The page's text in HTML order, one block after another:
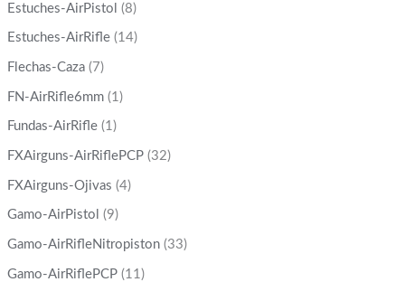
Estuches-AirPistol (8)
Estuches-AirRifle (14)
Flechas-Caza (7)
FN-AirRifle6mm (1)
Fundas-AirRifle (1)
FXAirguns-AirRiflePCP (32)
FXAirguns-Ojivas (4)
Gamo-AirPistol (9)
Gamo-AirRifleNitropiston (33)
Gamo-AirRiflePCP (11)